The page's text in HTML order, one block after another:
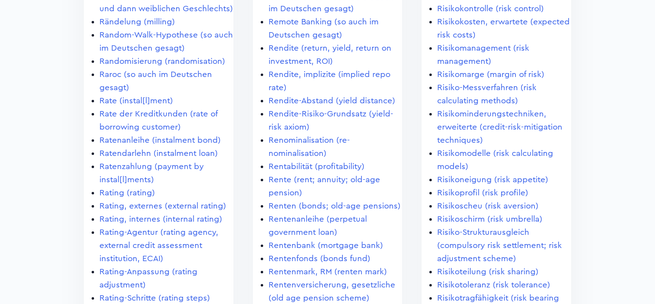
und dann weiblichen Geschlechts)
Rändelung (milling)
Random-Walk-Hypothese (so auch
im Deutschen gesagt)
Randomisierung (randomisation)
Raroc (so auch im Deutschen
gesagt)
Rate (instal[l]ment)
Rate der Kreditkunden (rate of
borrowing customer)
Ratenanleihe (instalment bond)
Ratendarlehn (instalment loan)
Ratenzahlung (payment by
instal[l]ments)
Rating (rating)
Rating, externes (external rating)
Rating, internes (internal rating)
Rating-Agentur (rating agency,
external credit assessment
institution, ECAI)
Rating-Anpassung (rating
adjustment)
Rating-Schritte (rating steps)
im Deutschen gesagt)
Remote Banking (so auch im
Deutschen gesagt)
Rendite (return, yield, return on
investment, ROI)
Rendite, implizite (implied repo
rate)
Rendite-Abstand (yield distance)
Rendite-Risiko-Grundsatz (yield-
risk axiom)
Renominalisation (re-
nominalisation)
Rentabilität (profitability)
Rente (rent; annuity; old-age
pension)
Renten (bonds; old-age pensions)
Rentenanleihe (perpetual
government loan)
Rentenbank (mortgage bank)
Rentenfonds (bonds fund)
Rentenmark, RM (renten mark)
Rentenversicherung, gesetzliche
(old age pension scheme)
Risikokontrolle (risk control)
Risikokosten, erwartete (expected
risk costs)
Risikomanagement (risk
management)
Risikomarge (margin of risk)
Risiko-Messverfahren (risk
calculating methods)
Risikominderungstechniken,
erweiterte (credit-risk-mitigation
techniques)
Risikomodelle (risk calculating
models)
Risikoneigung (risk appetite)
Risikoprofil (risk profile)
Risikoscheu (risk aversion)
Risikoschirm (risk umbrella)
Risiko-Strukturausgleich
(compulsory risk settlement; risk
adjustment scheme)
Risikoteilung (risk sharing)
Risikotoleranz (risk tolerance)
Risikotragfähigkeit (risk bearing